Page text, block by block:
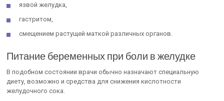
язвой желудка,
гастритом,
смещением растущей маткой различных органов.
Питание беременных при боли в желудке
В подобном состоянии врачи обычно назначают специальную
диету, возможно и средства для снижения кислотности
желудочного сока.